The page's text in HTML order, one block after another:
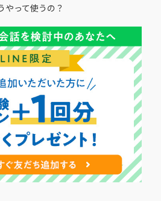
やって使うの？